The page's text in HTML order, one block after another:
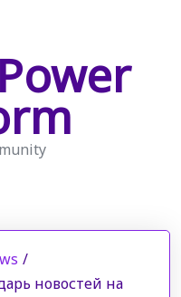
/
новостей на